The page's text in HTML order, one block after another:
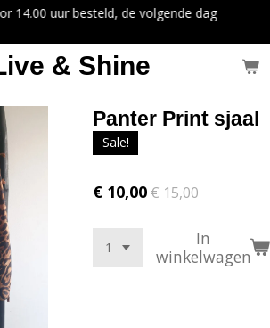
& Shine
14.00 uur besteld, de volgende dag
Panter Print sjaal
Sale!
€ 10,00€ 15,00
In
winkelwagen